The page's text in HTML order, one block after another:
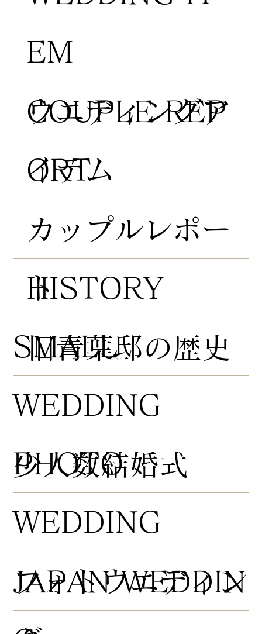
HISTORY
COUPLE REP
ORT
​旧青葉邸の歴史
​カップルレポー
ト
EM
​ウエディングア
イテム
​少人数結婚式
​SMALL
WEDDING
​フォトウエディン
PHOTO
WEDDING
JAPAN WEDDIN